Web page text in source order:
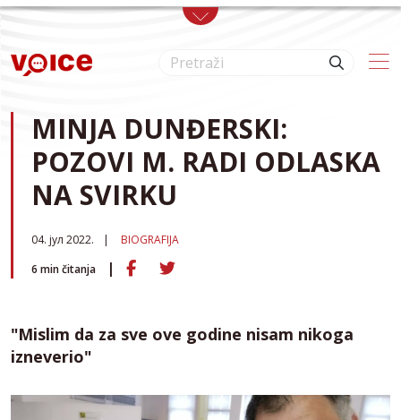
Skip to main content
MINJA DUNĐERSKI:
POZOVI M. RADI ODLASKA
NA SVIRKU
04. јул 2022.
BIOGRAFIJA
6 min čitanja
"Mislim da za sve ove godine nisam nikoga
izneverio"